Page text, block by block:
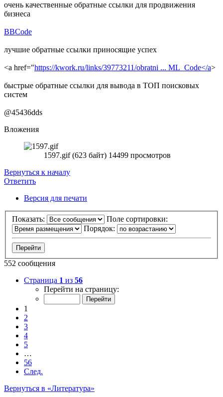
очень качественные обратные ссылки для продвижения
бизнеса
BBCode
лучшие обратные ссылки приносящие успех
<a href="https://kwork.ru/links/39773211/obratni ... ML_Code</a>
быстрые обратные ссылки для вывода в ТОП поисковых
систем
@45436dds
Вложения
1597.gif (623 байт) 14499 просмотров
Вернуться к началу
Ответить
Версия для печати
Показать:
Поле сортировки:
Порядок:
552 сообщения
Страница 1 из 56
Перейти на страницу:
1
2
3
4
5
…
56
След.
Вернуться в «Литература»